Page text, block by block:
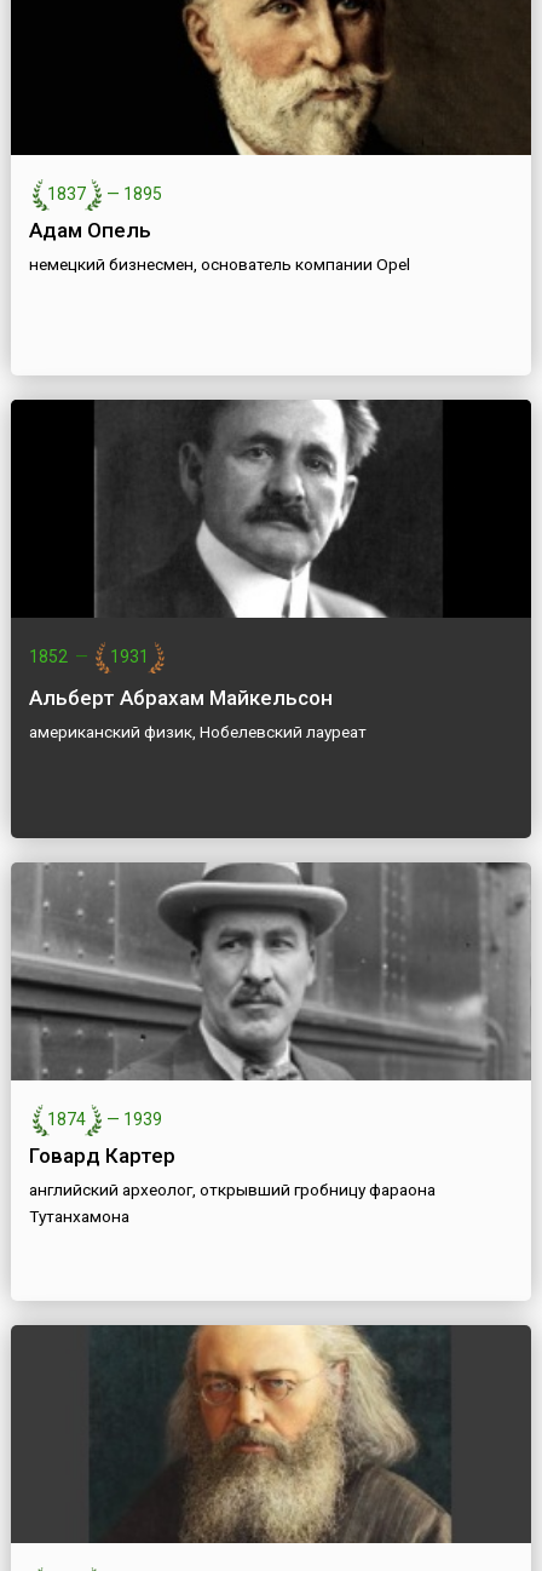
1837 — 1895
Адам Опель
немецкий бизнесмен, основатель компании Opel
1852 — 1931
Альберт Абрахам Майкельсон
американский физик, Нобелевский лауреат
1874 — 1939
Говард Картер
английский археолог, открывший гробницу фараона
Тутанхамона